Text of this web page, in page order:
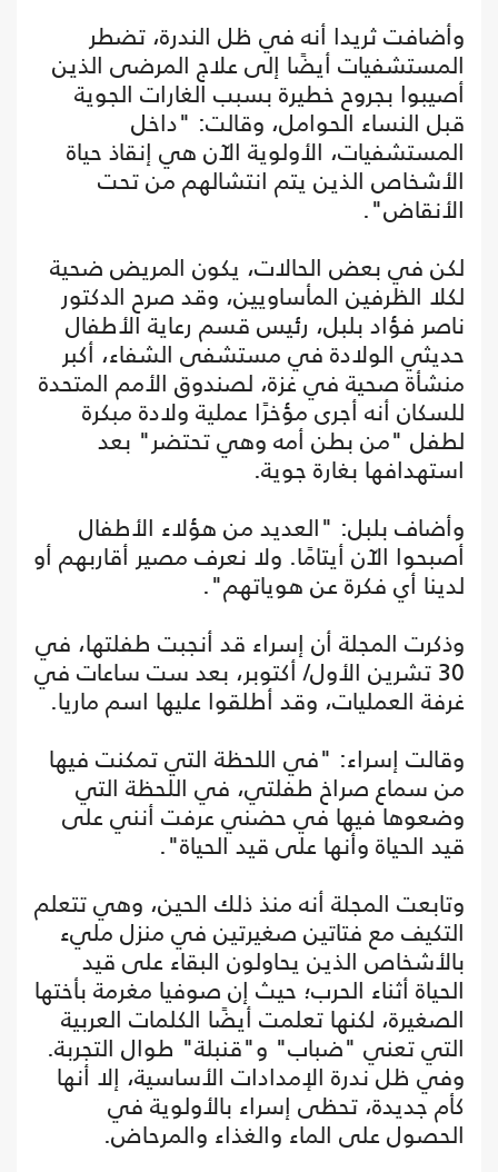
وأضافت ثريدا أنه في ظل الندرة، تضطر
المستشفيات أيضًا إلى علاج المرضى الذين
أصيبوا بجروح خطيرة بسبب الغارات الجوية
قبل النساء الحوامل، وقالت: "داخل
المستشفيات، الأولوية الآن هي إنقاذ حياة
الأشخاص الذين يتم انتشالهم من تحت
الأنقاض".
لكن في بعض الحالات، يكون المريض ضحية
لكلا الظرفين المأساويين، وقد صرح الدكتور
ناصر فؤاد بلبل، رئيس قسم رعاية الأطفال
حديثي الولادة في مستشفى الشفاء، أكبر
منشأة صحية في غزة، لصندوق الأمم المتحدة
للسكان أنه أجرى مؤخرًا عملية ولادة مبكرة
لطفل "من بطن أمه وهي تحتضر" بعد
استهدافها بغارة جوية.
وأضاف بلبل: "العديد من هؤلاء الأطفال
أصبحوا الآن أيتامًا. ولا نعرف مصير أقاربهم أو
لدينا أي فكرة عن هوياتهم".
وذكرت المجلة أن إسراء قد أنجبت طفلتها، في
30 تشرين الأول/ أكتوبر، بعد ست ساعات في
غرفة العمليات، وقد أطلقوا عليها اسم ماريا.
وقالت إسراء: "في اللحظة التي تمكنت فيها
من سماع صراخ طفلتي، في اللحظة التي
وضعوها فيها في حضني عرفت أنني على
قيد الحياة وأنها على قيد الحياة".
وتابعت المجلة أنه منذ ذلك الحين، وهي تتعلم
التكيف مع فتاتين صغيرتين في منزل مليء
بالأشخاص الذين يحاولون البقاء على قيد
الحياة أثناء الحرب؛ حيث إن صوفيا مغرمة بأختها
الصغيرة، لكنها تعلمت أيضًا الكلمات العربية
التي تعني "ضباب" و"قنبلة" طوال التجربة.
وفي ظل ندرة الإمدادات الأساسية، إلا أنها
كأم جديدة، تحظى إسراء بالأولوية في
الحصول على الماء والغذاء والمرحاض.